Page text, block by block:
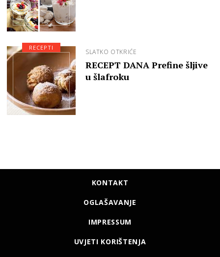
SLATKO OTKRIĆE
RECEPT DANA Prefine šljive
u šlafroku
RECEPTI
KONTAKT
OGLAŠAVANJE
IMPRESSUM
UVJETI KORIŠTENJA